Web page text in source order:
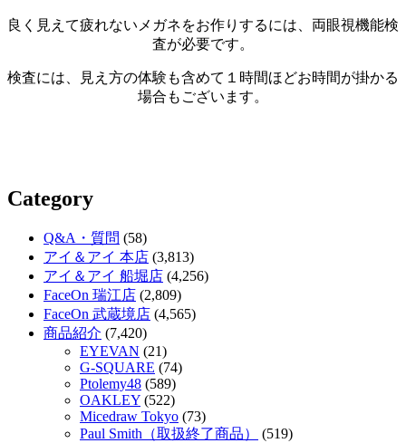
良く見えて疲れないメガネをお作りするには、両眼視機能検
査が必要です。
検査には、見え方の体験も含めて１時間ほどお時間が掛かる
場合もございます。
Category
Q&A・質問 (58)
アイ＆アイ 本店 (3,813)
アイ＆アイ 船堀店 (4,256)
FaceOn 瑞江店 (2,809)
FaceOn 武蔵境店 (4,565)
商品紹介 (7,420)
EYEVAN (21)
G-SQUARE (74)
Ptolemy48 (589)
OAKLEY (522)
Micedraw Tokyo (73)
Paul Smith（取扱終了商品）
(519)